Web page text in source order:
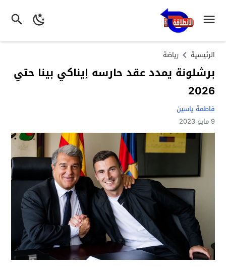
الرئيسية رياضة
برشلونة يمدد عقد حارسه إيناكي بينا حتي
2026
فاطمة ياسين
9 مايو 2023